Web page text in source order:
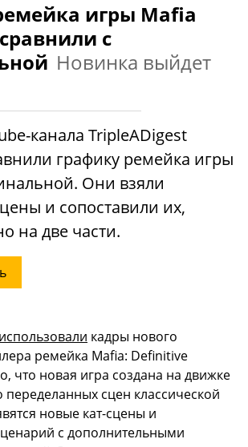
игры Mafia
с
Новинка выйдет
канала TripleADigest
графику ремейка игры
Они взяли
и сопоставили их,
на две части.
использовали кадры нового
ремейка Mafia: Definitive
что новая игра создана на движке
сцен классической
новые кат-сцены и
с дополнительными